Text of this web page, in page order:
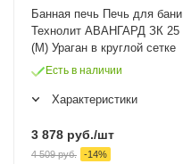
Банная печь Печь для бани
Технолит АВАНГАРД ЗК 25
(М) Ураган в круглой сетке
Есть в наличии
Характеристики
3 878 руб./шт
4 509руб. -14%